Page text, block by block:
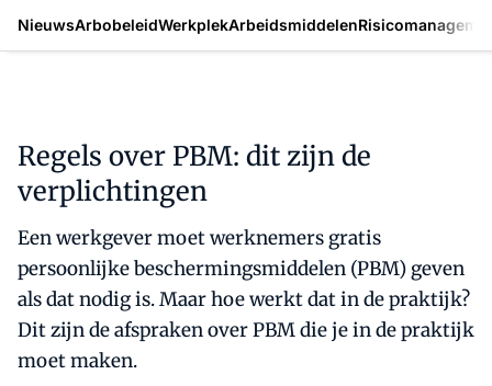
NieuwsArbobeleidWerkplekArbeidsmiddelen
Regels over PBM: dit zijn de
verplichtingen
Een werkgever moet werknemers gratis
persoonlijke beschermingsmiddelen (PBM) geven
als dat nodig is. Maar hoe werkt dat in de praktijk?
Dit zijn de afspraken over PBM die je in de praktijk
moet maken.